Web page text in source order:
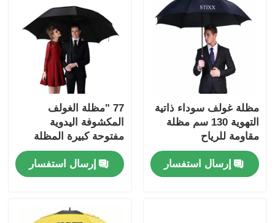
مظلة غولف سوداء ذاتية
التهوية 130 سم مظلة
مقاومة للرياح
إرسال استفسار
77 "مظلة الغولف
المكشوفة اليدوية
مفتوحة كبيرة المظلة
المزدوجة المظلة
إرسال استفسار